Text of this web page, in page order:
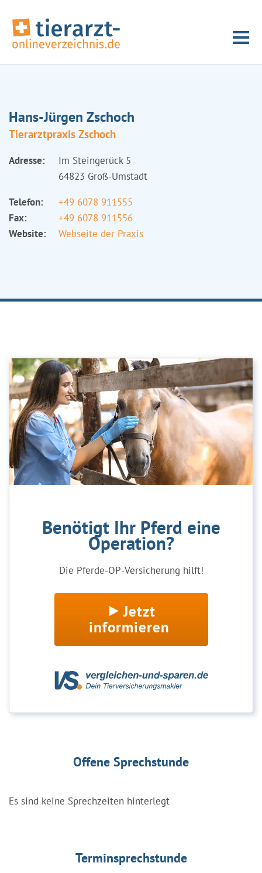
Hans-Jürgen Zschoch
Tierarztpraxis Zschoch
Adresse:
Im Steingerück 5
64823 Groß-Umstadt
Telefon:
+49 6078 911555
Fax:
+49 6078 911556
Website:
Webseite der Praxis
Benötigt Ihr Pferd eine
Operation?
Die Pferde-OP-Versicherung hilft!
Jetzt
informieren
Offene Sprechstunde
Es sind keine Sprechzeiten hinterlegt
Terminsprechstunde